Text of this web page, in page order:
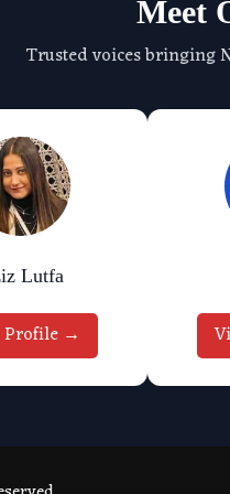
Meet
Trusted voices bringing
→